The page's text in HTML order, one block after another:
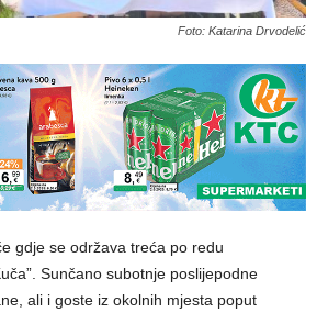
Foto: Katarina Drvodelić
gdje se održava treća po redu
Sunčano subotnje poslijepodne
ali i goste iz okolnih mjesta poput